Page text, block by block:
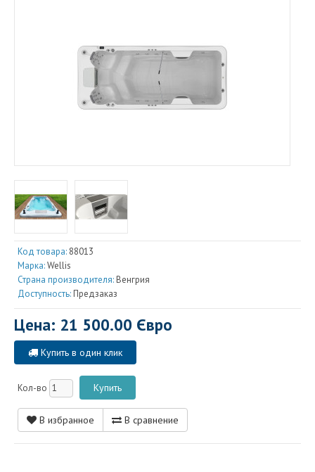
Код товара: 88013
Марка:Wellis
Страна производителя: Венгрия
Доступность: Предзаказ
Цена: 21 500.00 Євро
Купить в один клик
Кол-во
В избранное В сравнение